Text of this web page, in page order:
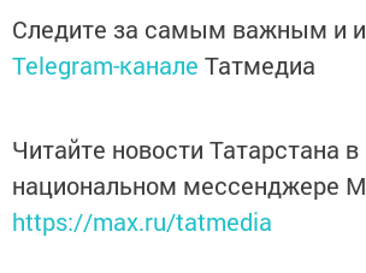
Следите за самым важным и
Telegram-канале Татмедиа
Читайте новости Татарстана в
национальном мессенджере
https://max.ru/tatmedia